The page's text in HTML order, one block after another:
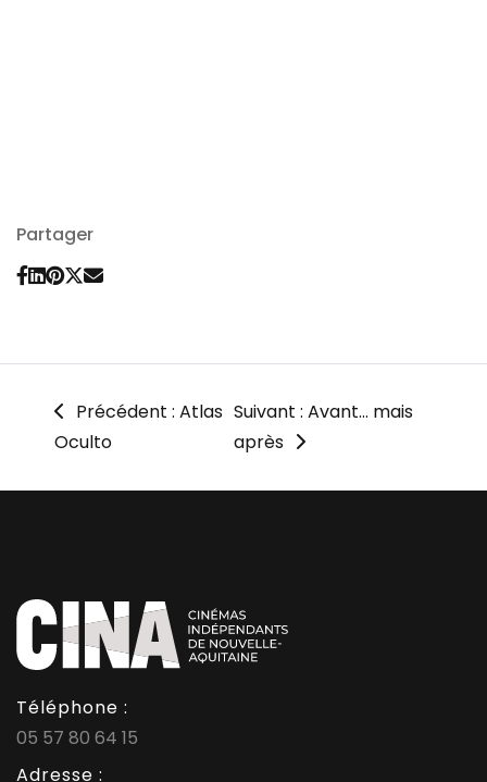
Partager
Précédent : Atlas
Oculto
Suivant : Avant… mais
après
Téléphone :
05 57 80 64 15
Adresse :